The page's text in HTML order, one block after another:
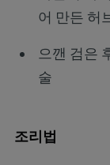
어 만든 허
으깬 검은
술
조리법